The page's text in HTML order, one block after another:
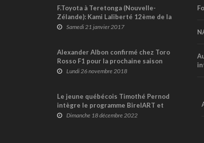
F.Toyota à Teretonga (Nouvelle-
Zélande): Kami Laliberté 12ème de la
1ère course
Samedi 21 janvier 2017
Alexander Albon confirmé chez Toro
Rosso F1 pour la prochaine saison
Lundi 26 novembre 2018
Le jeune québécois Timothé Pernod
intègre le programme BirelART et
pilotera en Europe, aux USA et au
Dimanche 18 décembre 2022